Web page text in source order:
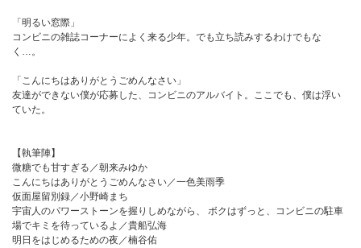
「明るい窓際」
コンビニの雑誌コーナーによく来る少年。でも立ち読みするわけでもな
く…。
「こんにちはありがとうごめんなさい」
友達ができない僕が応募した、コンビニのアルバイト。ここでも、僕は浮い
ていた。
【執筆陣】
微糖でも甘すぎる／朝来みゆか
こんにちはありがとうごめんなさい／一色美雨季
仮面屋留別録／小野崎まち
宇宙人のパワーストーンを握りしめながら、 ボクはずっと、コンビニの駐車
場でキミを待っているよ／貴船弘海
明日をはじめるための夜／楠谷佑